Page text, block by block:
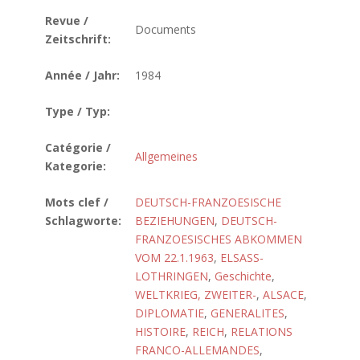
Revue /
Zeitschrift:
Documents
Année / Jahr: 1984
Type / Typ:
Catégorie /
Kategorie:
Allgemeines
Mots clef /
Schlagworte:
DEUTSCH-FRANZOESISCHE
BEZIEHUNGEN, DEUTSCH-
FRANZOESISCHES ABKOMMEN
VOM 22.1.1963, ELSASS-
LOTHRINGEN, Geschichte,
WELTKRIEG, ZWEITER-, ALSACE,
DIPLOMATIE, GENERALITES,
HISTOIRE, REICH, RELATIONS
FRANCO-ALLEMANDES,